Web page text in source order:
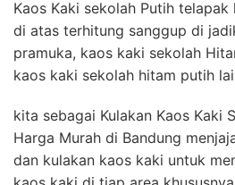
Kaos Kaki sekolah Putih
di atas terhitung sanggup di
pramuka, kaos kaki sekolah
kaos kaki sekolah hitam putih
kita sebagai Kulakan Kaos Kaki
Harga Murah di Bandung
dan kulakan kaos kaki untuk